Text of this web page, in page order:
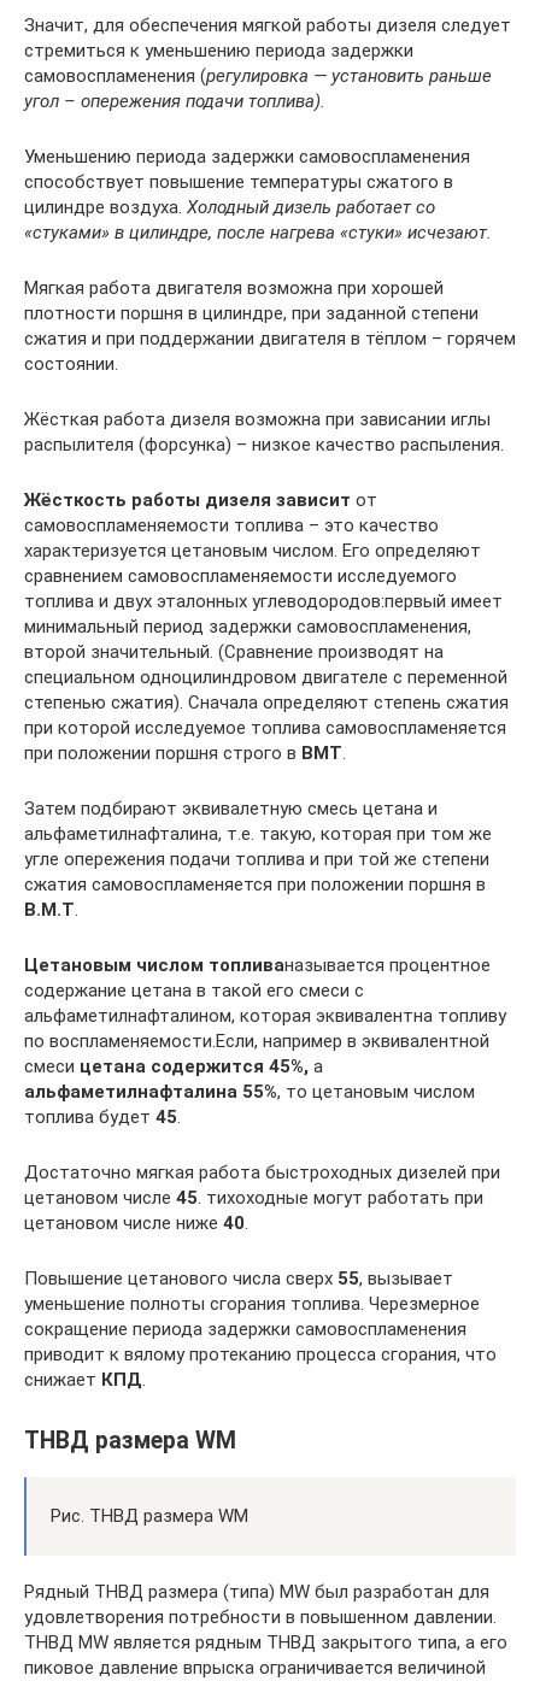
Значит, для обеспечения мягкой работы дизеля следует
стремиться к уменьшению периода задержки
самовоспламенения (регулировка — установить раньше
угол – опережения подачи топлива).
Уменьшению периода задержки самовоспламенения
способствует повышение температуры сжатого в
цилиндре воздуха. Холодный дизель работает со
«стуками» в цилиндре, после нагрева «стуки» исчезают.
Мягкая работа двигателя возможна при хорошей
плотности поршня в цилиндре, при заданной степени
сжатия и при поддержании двигателя в тёплом – горячем
состоянии.
Жёсткая работа дизеля возможна при зависании иглы
распылителя (форсунка) – низкое качество распыления.
Жёсткость работы дизеля зависит от
самовоспламеняемости топлива – это качество
характеризуется цетановым числом. Его определяют
сравнением самовоспламеняемости исследуемого
топлива и двух эталонных углеводородов:первый имеет
минимальный период задержки самовоспламенения,
второй значительный. (Сравнение производят на
специальном одноцилиндровом двигателе с переменной
степенью сжатия). Сначала определяют степень сжатия
при которой исследуемое топлива самовоспламеняется
при положении поршня строго в ВМТ
Затем подбирают эквивалетную смесь цетана и
альфаметилнафталина, т.е. такую, которая при том же
угле опережения подачи топлива и при той же степени
сжатия самовоспламеняется при положении поршня в
В.М.Т
Цетановым числом топливаназывается процентное
содержание цетана в такой его смеси с
альфаметилнафталином, которая эквивалентна топливу
по воспламеняемости.Если, например в эквивалентной
смеси цетана содержится 45%, а
альфаметилнафталина 55%, то цетановым числом
топлива будет 45
Достаточно мягкая работа быстроходных дизелей при
цетановом числе 45 . тихоходные могут работать при
цетановом числе ниже 40
Повышение цетанового числа сверх 55, вызывает
уменьшение полноты сгорания топлива. Черезмерное
сокращение периода задержки самовоспламенения
приводит к вялому протеканию процесса сгорания, что
снижает КПД
ТНВД размера WM
Рис. ТНВД размера WM
Рядный ТНВД размера (типа) MW был разработан для
удовлетворения потребности в повышенном давлении.
ТНВД MW является рядным ТНВД закрытого типа, а его
пиковое давление впрыска ограничивается величиной